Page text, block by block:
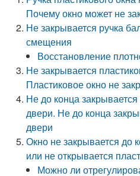
Почему окно может не
Не закрывается ручка
смещения
Восстановление
Не закрывается
Пластиковое окно не
Не до конца
двери. Не до конца
двери
Окно не закрывается до
или не открывается
Можно ли